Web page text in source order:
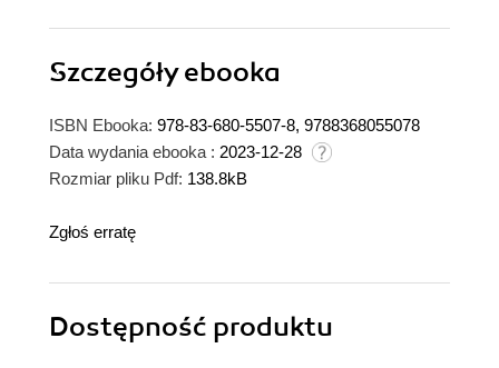
Szczegółyebooka
ISBN Ebooka: 978-83-680-5507-8, 9788368055078
Data wydania ebooka : 2023-12-28
Rozmiar pliku Pdf: 138.8kB
Zgłoś erratę
Dostępność produktu